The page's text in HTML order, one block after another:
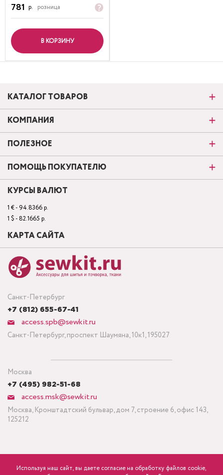
781 р. розница
В КОРЗИНУ
Санкт-Петербург
+7 (812) 655-67-41
access.spb@sewkit.ru
Санкт-Петербург, проспект Шаумяна, 10к1, 195027
Москва
+7 (495) 982-51-68
access.msk@sewkit.ru
Москва, Кронштадтский бульвар, дом 7, строение 6, офис 143,
125212
КАТАЛОГ ТОВАРОВ
КОМПАНИЯ
ПОЛЕЗНОЕ
ПОМОЩЬ ПОКУПАТЕЛЮ
КУРСЫ ВАЛЮТ
1 € - 94.8366 р.
1 $ - 82.1665 р.
КАРТА САЙТА
ПОДПИСАТЬСЯ НА НОВОСТИ
Используя наш сайт, вы даете согласие на обработку файлов cookie,